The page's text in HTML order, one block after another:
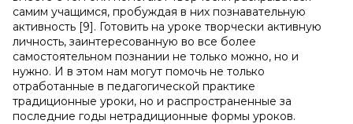
самим учащимся, пробуждая в них познавательную
активность [9]. Готовить на уроке творчески активную
личность, заинтересованную во все более
самостоятельном познании не только можно, но и
нужно. И в этом нам могут помочь не только
отработанные в педагогической практике
традиционные уроки, но и распространенные за
последние годы нетрадиционные формы уроков.